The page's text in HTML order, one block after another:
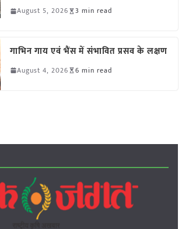
August 5, 2026 3 min read
गाभिन गाय एवं भैंस में संभावित प्रसव के लक्षण
August 4, 2026 6 min read